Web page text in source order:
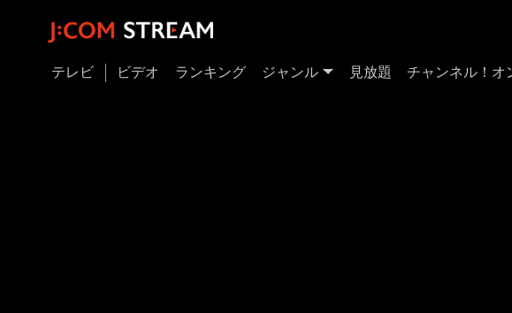
テレビ ビデオ ランキング ジャンル 見放題 チャンネル！オ